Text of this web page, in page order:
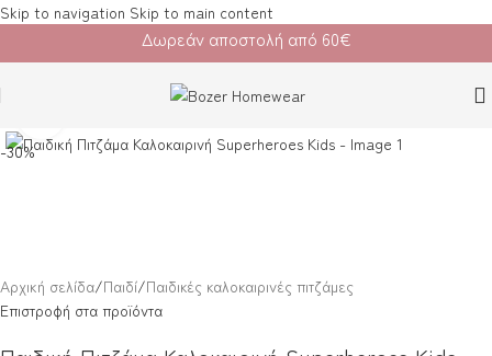
Skip to navigation Skip to main content
Δωρεάν αποστολή από 60€
-30%
Αρχική σελίδα/Παιδί/Παιδικές καλοκαιρινές πιτζάμες
Επιστροφή στα προϊόντα